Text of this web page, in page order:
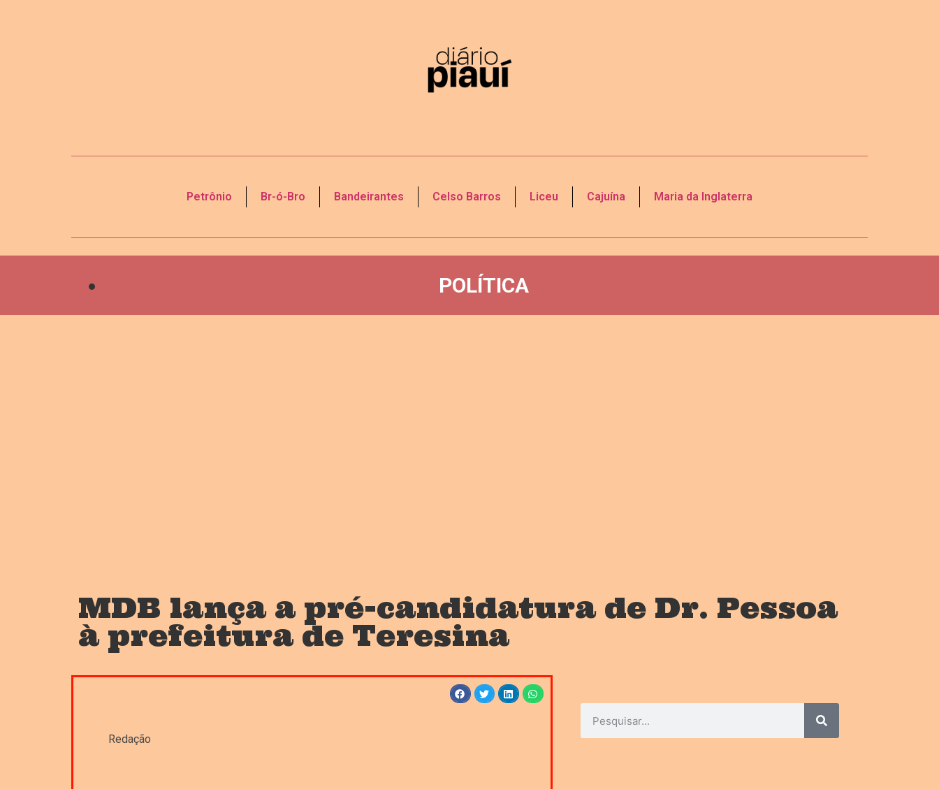
Petrônio Br-ó-Bro Bandeirantes Celso Barros Liceu Cajuína Maria da Inglaterra
POLÍTICA
MDB lança a pré-candidatura de Dr. Pessoa
à prefeitura de Teresina
Redação